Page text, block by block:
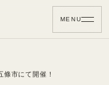
MENU
市にて開催！